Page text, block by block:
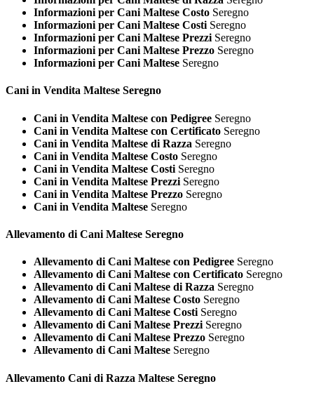
Informazioni per Cani Maltese Costo Seregno
Informazioni per Cani Maltese Costi Seregno
Informazioni per Cani Maltese Prezzi Seregno
Informazioni per Cani Maltese Prezzo Seregno
Informazioni per Cani Maltese Seregno
Cani in Vendita Maltese Seregno
Cani in Vendita Maltese con Pedigree Seregno
Cani in Vendita Maltese con Certificato Seregno
Cani in Vendita Maltese di Razza Seregno
Cani in Vendita Maltese Costo Seregno
Cani in Vendita Maltese Costi Seregno
Cani in Vendita Maltese Prezzi Seregno
Cani in Vendita Maltese Prezzo Seregno
Cani in Vendita Maltese Seregno
Allevamento di Cani Maltese Seregno
Allevamento di Cani Maltese con Pedigree Seregno
Allevamento di Cani Maltese con Certificato Seregno
Allevamento di Cani Maltese di Razza Seregno
Allevamento di Cani Maltese Costo Seregno
Allevamento di Cani Maltese Costi Seregno
Allevamento di Cani Maltese Prezzi Seregno
Allevamento di Cani Maltese Prezzo Seregno
Allevamento di Cani Maltese Seregno
Allevamento Cani di Razza Maltese Seregno